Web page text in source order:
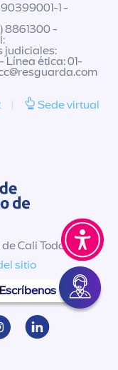
Escríbenos
1 -
8861300 -
judiciales:
- Línea ética: 01-
| Sede virtual
Cali Todos los
sitio